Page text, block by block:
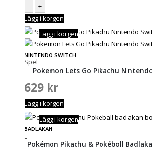
-
+
Lägg i korgen
NINTENDO SWITCH
Spel
Lägg i korgen
Pokemon Lets Go Pikachu
629 kr
Lägg i korgen
BADLAKAN
Lägg i korgen
Pokémon Pikachu & Pokéboll